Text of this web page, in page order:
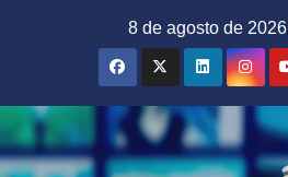
8 de agosto de 2026